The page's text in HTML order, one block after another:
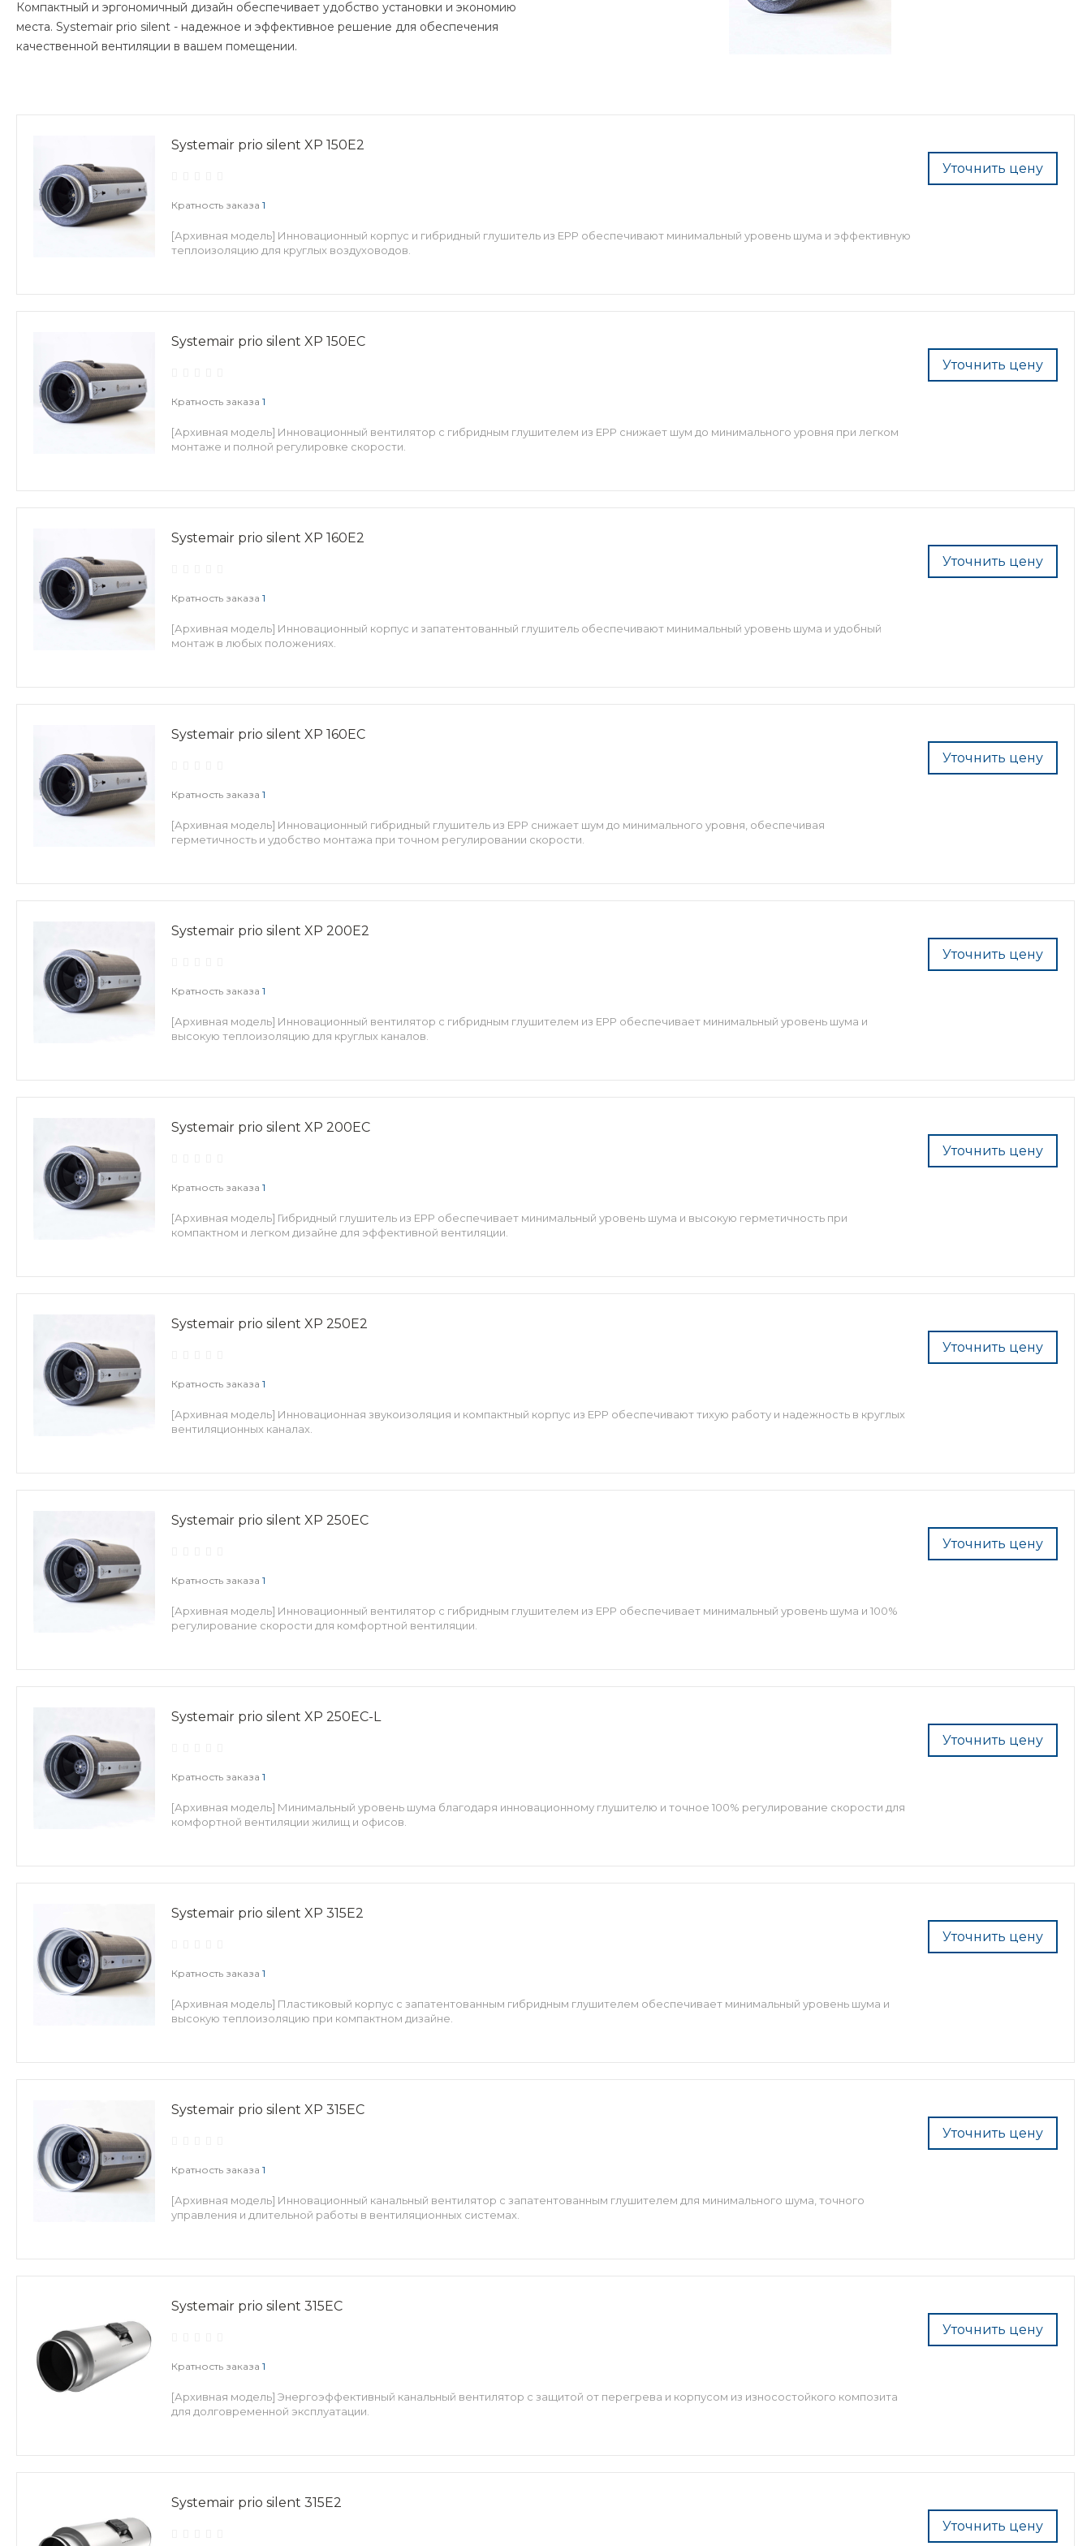
Компактный и эргономичный дизайн обеспечивает удобство установки и экономию
места. Systemair prio silent - надежное и эффективное решение для обеспечения
качественной вентиляции в вашем помещении.
Уточнить цену
Systemair prio silent XP 150E2
Кратность заказа 1
[Архивная модель] Инновационный корпус и гибридный глушитель из EPP обеспечивают минимальный уровень шума и эффективную
теплоизоляцию для круглых воздуховодов.
Уточнить цену
Systemair prio silent XP 150EC
Кратность заказа 1
[Архивная модель] Инновационный вентилятор с гибридным глушителем из EPP снижает шум до минимального уровня при легком
монтаже и полной регулировке скорости.
Уточнить цену
Systemair prio silent XP 160E2
Кратность заказа 1
[Архивная модель] Инновационный корпус и запатентованный глушитель обеспечивают минимальный уровень шума и удобный
монтаж в любых положениях.
Уточнить цену
Systemair prio silent XP 160EC
Кратность заказа 1
[Архивная модель] Инновационный гибридный глушитель из EPP снижает шум до минимального уровня, обеспечивая
герметичность и удобство монтажа при точном регулировании скорости.
Уточнить цену
Systemair prio silent XP 200E2
Кратность заказа 1
[Архивная модель] Инновационный вентилятор с гибридным глушителем из EPP обеспечивает минимальный уровень шума и
высокую теплоизоляцию для круглых каналов.
Уточнить цену
Systemair prio silent XP 200EC
Кратность заказа 1
[Архивная модель] Гибридный глушитель из EPP обеспечивает минимальный уровень шума и высокую герметичность при
компактном и легком дизайне для эффективной вентиляции.
Уточнить цену
Systemair prio silent XP 250E2
Кратность заказа 1
[Архивная модель] Инновационная звукоизоляция и компактный корпус из EPP обеспечивают тихую работу и надежность в круглых
вентиляционных каналах.
Уточнить цену
Systemair prio silent XP 250EC
Кратность заказа 1
[Архивная модель] Инновационный вентилятор с гибридным глушителем из EPP обеспечивает минимальный уровень шума и 100%
регулирование скорости для комфортной вентиляции.
Уточнить цену
Systemair prio silent XP 250EC-L
Кратность заказа 1
[Архивная модель] Минимальный уровень шума благодаря инновационному глушителю и точное 100% регулирование скорости для
комфортной вентиляции жилищ и офисов.
Уточнить цену
Systemair prio silent XP 315E2
Кратность заказа 1
[Архивная модель] Пластиковый корпус с запатентованным гибридным глушителем обеспечивает минимальный уровень шума и
высокую теплоизоляцию при компактном дизайне.
Уточнить цену
Systemair prio silent XP 315EC
Кратность заказа 1
[Архивная модель] Инновационный канальный вентилятор с запатентованным глушителем для минимального шума, точного
управления и длительной работы в вентиляционных системах.
Уточнить цену
Systemair prio silent 315EC
Кратность заказа 1
[Архивная модель] Энергоэффективный канальный вентилятор с защитой от перегрева и корпусом из износостойкого композита
для долговременной эксплуатации.
Уточнить цену
Systemair prio silent 315E2